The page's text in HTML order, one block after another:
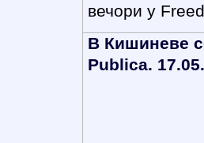
вечори у
В Кишиневе
Publica.